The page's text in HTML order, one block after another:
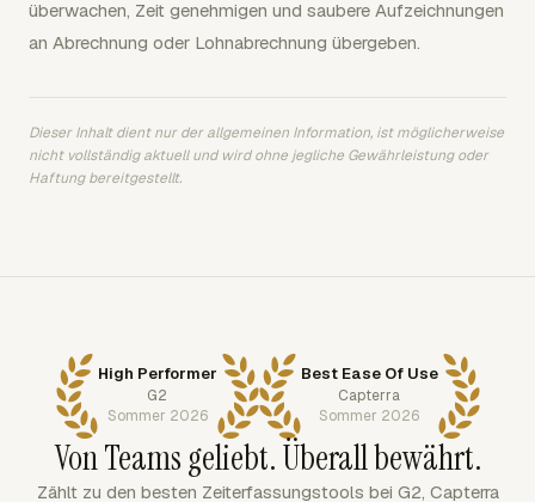
überwachen, Zeit genehmigen und saubere Aufzeichnungen
an Abrechnung oder Lohnabrechnung übergeben.
Dieser Inhalt dient nur der allgemeinen Information, ist möglicherweise
nicht vollständig aktuell und wird ohne jegliche Gewährleistung oder
Haftung bereitgestellt.
High Performer
G2
Sommer 2026
Best Ease Of Use
Capterra
Sommer 2026
Von Teams geliebt. Überall bewährt.
Zählt zu den besten Zeiterfassungstools bei G2, Capterra